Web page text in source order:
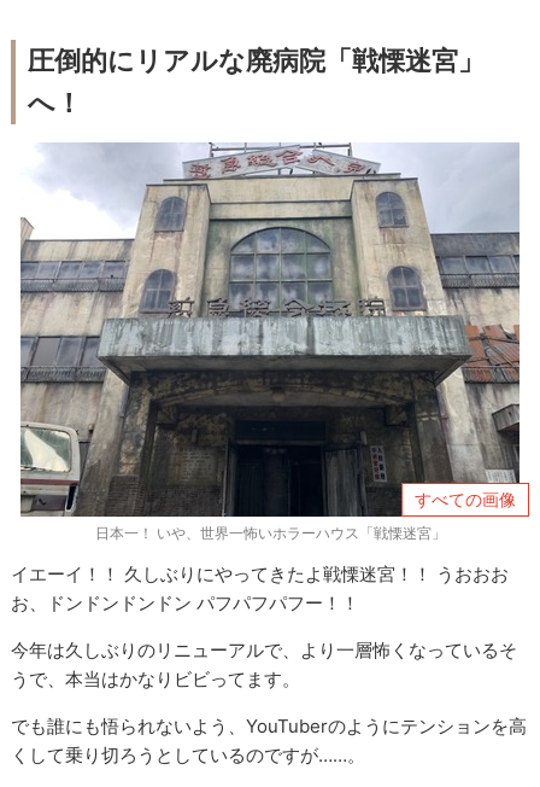
圧倒的にリアルな廃病院「戦慄迷宮」
へ！
すべての画像
日本一！ いや、世界一怖いホラーハウス「戦慄迷宮」
イエーイ！！ 久しぶりにやってきたよ戦慄迷宮！！ うおおお
お、ドンドンドンドン パフパフパフー！！
今年は久しぶりのリニューアルで、より一層怖くなっているそ
うで、本当はかなりビビってます。
でも誰にも悟られないよう、YouTuberのようにテンションを高
くして乗り切ろうとしているのですが……。